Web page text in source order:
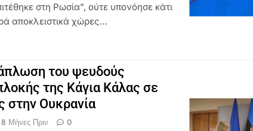
στη Ρωσία”, ούτε υπονόησε κάτι
αποκλειστικά χώρες…
του ψευδούς
της Κάγια Κάλας σε
στην Ουκρανία
8 Μήνες Πριν
0